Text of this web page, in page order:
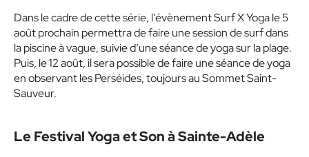
Dans le cadre de cette série, l’évènement Surf X Yoga le 5
août prochain permettra de faire une session de surf dans
la piscine à vague, suivie d’une séance de yoga sur la plage.
Puis, le 12 août, il sera possible de faire une séance de yoga
en observant les Perséides, toujours au Sommet Saint-
Sauveur.
Le Festival Yoga et Son à Sainte-Adèle